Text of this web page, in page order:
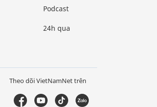
Podcast
24h qua
Theo dõi VietNamNet trên